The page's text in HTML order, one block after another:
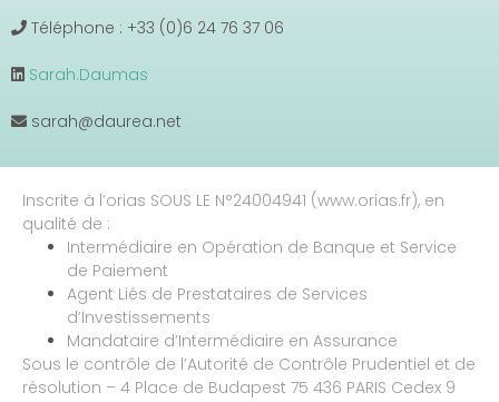
Téléphone : +33 (0)6 24 76 37 06
Sarah.Daumas
sarah@daurea.net
Inscrite à l’orias SOUS LE N°24004941 (www.orias.fr), en
qualité de :
Intermédiaire en Opération de Banque et Service
de Paiement
Agent Liés de Prestataires de Services
d’Investissements
Mandataire d’Intermédiaire en Assurance
Sous le contrôle de l’Autorité de Contrôle Prudentiel et de
résolution – 4 Place de Budapest 75 436 PARIS Cedex 9